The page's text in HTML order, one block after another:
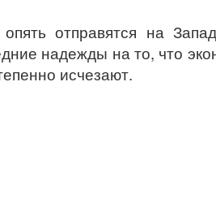
отправятся на
надежды на то, что
исчезают.